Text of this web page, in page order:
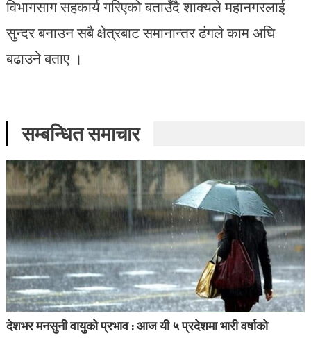
विभागसाग सहकार्य गरिएको बताउँदै शाक्यले महानगरलाई
सुन्दर बनाउन सबै क्षेत्रबाट समानान्तर ढंगले काम अघि
बढाउने बताए ।
सम्बन्धित समाचार
देशभर मनसुनी वायुको प्रभाव : आज यी ५ प्रदेशमा भारी वर्षाको